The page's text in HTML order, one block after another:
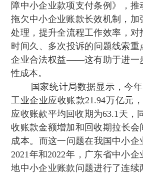
障中小企业款项支付条例》 ，
拖欠中小企业账款长效机制 ，加强
处理，提升全流程工作效率，
时间久 、多次投诉的问题线索重
企业合法权益——这有助于进一
性成本 。
国家统计局数据显示，今年4
工业企业应收账款21.94万亿元，
应收账款平均回收期为63.1天，
收账款金额增加和回收期拉长会
成本 。而这一问题在我国中小企
2021年和2022年 ，广东省中小
地中小企业账款问题进行了连续两